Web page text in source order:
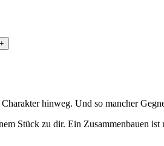
hinweg. Und so mancher
Stück zu dir. Ein Zusammenbauen ist